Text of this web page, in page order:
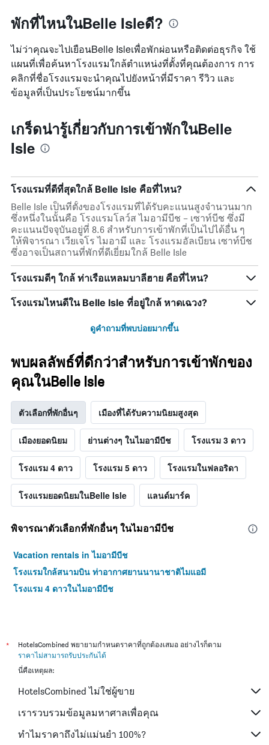
พักที่ไหนในBelle Isleดี?
ไม่ว่าคุณจะไปเยือนBelle Isleเพื่อพักผ่อนหรือติดต่อธุรกิจ ใช้
แผนที่เพื่อค้นหาโรงแรมใกล้ตำแหน่งที่ตั้งที่คุณต้องการ การ
คลิกที่ชื่อโรงแรมจะนำคุณไปยังหน้าที่มีราคา รีวิว และ
ข้อมูลที่เป็นประโยชน์มากขึ้น
เกร็ดน่ารู้เกี่ยวกับการเข้าพักในBelle
Isle
โรงแรมที่ดีที่สุดใกล้ Belle Isle คือที่ไหน?
Belle Isle เป็นที่ตั้งของโรงแรมที่ได้รับคะแนนสูงจำนวนมาก
ซึ่งหนึ่งในนั้นคือ โรงแรมโลว์ส ไมอามีบีช – เซาท์บีช ซึ่งมี
คะแนนปัจจุบันอยู่ที่ 8.6 สำหรับการเข้าพักที่เป็นไปได้อื่น ๆ
ให้พิจารณา เวียเจโร ไมอามี และ โรงแรมอัลเบียน เซาท์บีช
ซึ่งอาจเป็นสถานที่พักที่ดีเยี่ยมใกล้ Belle Isle
โรงแรมดีๆ ใกล้ ท่าเรือแหลมบาลีฮาย คือที่ไหน?
โรงแรมไหนดีใน Belle Isle ที่อยู่ใกล้ หาดเฉวง?
ดูคำถามที่พบบ่อยมากขึ้น
พบผลลัพธ์ที่ดีกว่าสำหรับการเข้าพักของ
คุณในBelle Isle
ตัวเลือกที่พักอื่นๆ เมืองที่ได้รับความนิยมสูงสุด
เมืองยอดนิยม ย่านต่างๆ ในไมอามีบีช โรงแรม 3 ดาว
โรงแรม 4 ดาว โรงแรม 5 ดาว โรงแรมในฟลอริดา
โรงแรมยอดนิยมในBelle Isle แลนด์มาร์ค
พิจารณาตัวเลือกที่พักอื่นๆ ในไมอามีบีช
Vacation rentals in ไมอามีบีช
โรงแรมใกล้สนามบิน ท่าอากาศยานนานาชาติไมแอมี
โรงแรม 4 ดาวในไมอามีบีช
*
HotelsCombined พยายามกำหนดราคาที่ถูกต้องเสมอ อย่างไรก็ตาม
ราคาไม่สามารถรับประกันได้
นี่คือเหตุผล:
HotelsCombined ไม่ใช่ผู้ขาย
เรารวบรวมข้อมูลมหาศาลเพื่อคุณ
ทำไมราคาถึงไม่แม่นยำ 100%?